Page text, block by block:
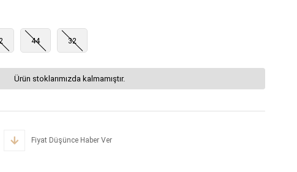
44 32
Ürün stoklarımızda kalmamıştır.
Fiyat Düşünce Haber Ver